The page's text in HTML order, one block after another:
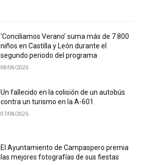
‘Conciliamos Verano’ suma más de 7.800
niños en Castilla y León durante el
segundo periodo del programa
08/08/2026
Un fallecido en la colisión de un autobús
contra un turismo en la A-601
07/08/2026
El Ayuntamiento de Campaspero premia
las mejores fotografías de sus fiestas